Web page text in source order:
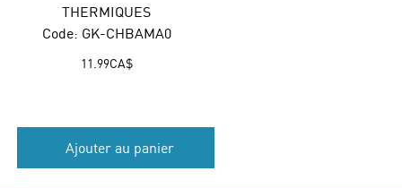
THERMIQUES
Code: GK-CHBAMA0
CA$
11.99
Ajouter au panier